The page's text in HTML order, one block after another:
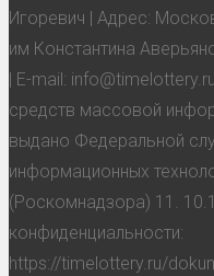
Игоревич | Адрес:
им Константина
| E-mail:
средств массовой
выдано Федеральной
информационных
(Роскомнадзора) 11.
конфиденциальности:
https://timelottery.ru/